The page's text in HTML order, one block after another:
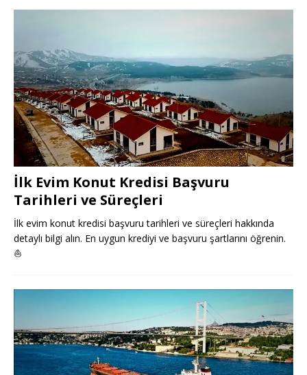
İlk Evim Konut Kredisi Başvuru
Tarihleri ve Süreçleri
İlk evim konut kredisi başvuru tarihleri ve süreçleri hakkında
detaylı bilgi alın. En uygun krediyi ve başvuru şartlarını öğrenin.
⛵